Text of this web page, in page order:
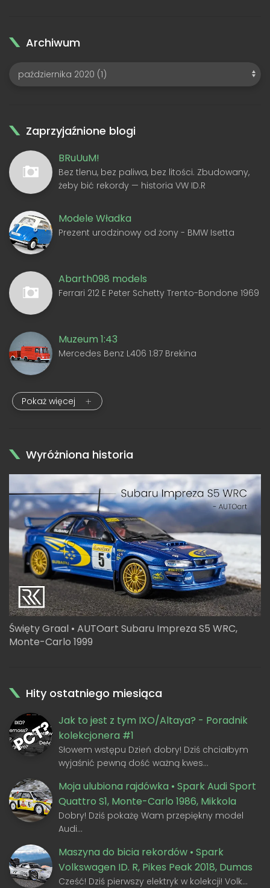
Archiwum
Zaprzyjaźnione blogi
BRuUuM!
Bez tlenu, bez paliwa, bez litości. Zbudowany,
żeby bić rekordy — historia VW ID.R
Modele Władka
Prezent urodzinowy od żony - BMW Isetta
Abarth098 models
Ferrari 212 E Peter Schetty Trento-Bondone 1969
Muzeum 1:43
Mercedes Benz L406 1:87 Brekina
Pokaż więcej
Wyróżniona historia
Święty Graal • AUTOart Subaru Impreza S5 WRC,
Monte-Carlo 1999
Hity ostatniego miesiąca
Jak to jest z tym IXO/Altaya? - Poradnik
kolekcjonera #1
Słowem wstępu Dzień dobry! Dziś chciałbym
wyjaśnić pewną dość ważną kwes…
Moja ulubiona rajdówka • Spark Audi Sport
Quattro S1, Monte-Carlo 1986, Mikkola
Dobry! Dziś pokażę Wam przepiękny model
Audi…
Maszyna do bicia rekordów • Spark
Volkswagen ID. R, Pikes Peak 2018, Dumas
Cześć! Dziś pierwszy elektryk w kolekcji! Volk…